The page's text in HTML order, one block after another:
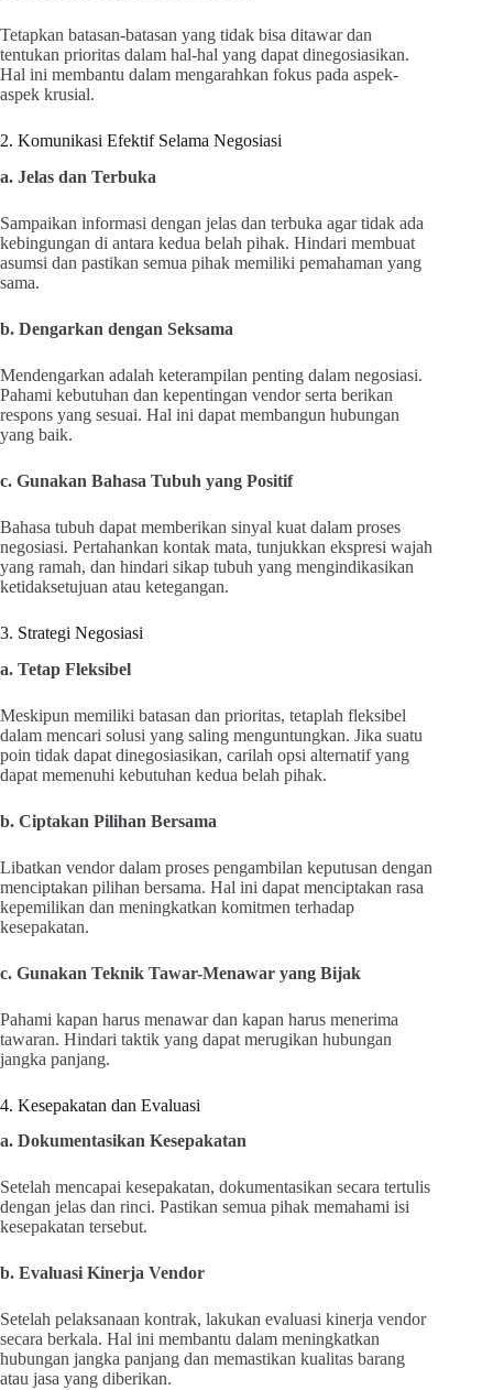
Tetapkan batasan-batasan yang tidak bisa ditawar dan
tentukan prioritas dalam hal-hal yang dapat dinegosiasikan.
Hal ini membantu dalam mengarahkan fokus pada aspek-
aspek krusial.
2. Komunikasi Efektif Selama Negosiasi
a. Jelas dan Terbuka
Sampaikan informasi dengan jelas dan terbuka agar tidak ada
kebingungan di antara kedua belah pihak. Hindari membuat
asumsi dan pastikan semua pihak memiliki pemahaman yang
sama.
b. Dengarkan dengan Seksama
Mendengarkan adalah keterampilan penting dalam negosiasi.
Pahami kebutuhan dan kepentingan vendor serta berikan
respons yang sesuai. Hal ini dapat membangun hubungan
yang baik.
c. Gunakan Bahasa Tubuh yang Positif
Bahasa tubuh dapat memberikan sinyal kuat dalam proses
negosiasi. Pertahankan kontak mata, tunjukkan ekspresi wajah
yang ramah, dan hindari sikap tubuh yang mengindikasikan
ketidaksetujuan atau ketegangan.
3. Strategi Negosiasi
a. Tetap Fleksibel
Meskipun memiliki batasan dan prioritas, tetaplah fleksibel
dalam mencari solusi yang saling menguntungkan. Jika suatu
poin tidak dapat dinegosiasikan, carilah opsi alternatif yang
dapat memenuhi kebutuhan kedua belah pihak.
b. Ciptakan Pilihan Bersama
Libatkan vendor dalam proses pengambilan keputusan dengan
menciptakan pilihan bersama. Hal ini dapat menciptakan rasa
kepemilikan dan meningkatkan komitmen terhadap
kesepakatan.
c. Gunakan Teknik Tawar-Menawar yang Bijak
Pahami kapan harus menawar dan kapan harus menerima
tawaran. Hindari taktik yang dapat merugikan hubungan
jangka panjang.
4. Kesepakatan dan Evaluasi
a. Dokumentasikan Kesepakatan
Setelah mencapai kesepakatan, dokumentasikan secara tertulis
dengan jelas dan rinci. Pastikan semua pihak memahami isi
kesepakatan tersebut.
b. Evaluasi Kinerja Vendor
Setelah pelaksanaan kontrak, lakukan evaluasi kinerja vendor
secara berkala. Hal ini membantu dalam meningkatkan
hubungan jangka panjang dan memastikan kualitas barang
atau jasa yang diberikan.